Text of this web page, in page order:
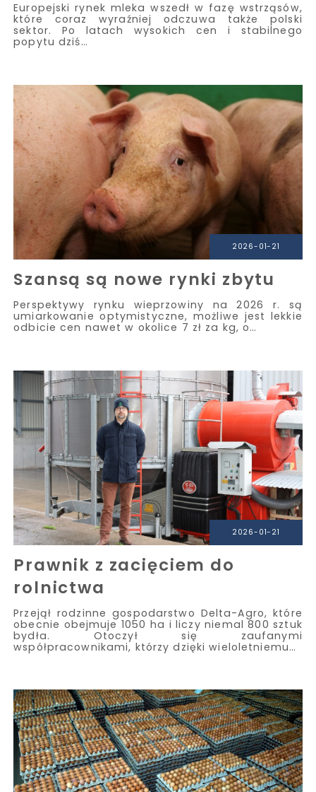
Europejski rynek mleka wszedł w fazę wstrząsów,
które coraz wyraźniej odczuwa także polski
sektor. Po latach wysokich cen i stabilnego
popytu dziś…
2026-01-21
Szansą są nowe rynki zbytu
Perspektywy rynku wieprzowiny na 2026 r. są
umiarkowanie optymistyczne, możliwe jest lekkie
odbicie cen nawet w okolice 7 zł za kg, o…
2026-01-21
Prawnik z zacięciem do
rolnictwa
Przejął rodzinne gospodarstwo Delta-Agro, które
obecnie obejmuje 1050 ha i liczy niemal 800 sztuk
bydła. Otoczył się zaufanymi
współpracownikami, którzy dzięki wieloletniemu…